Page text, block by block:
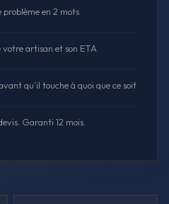
en 2 mots
artisan et son ETA
qu'il touche à quoi que ce soit
Garanti 12 mois.